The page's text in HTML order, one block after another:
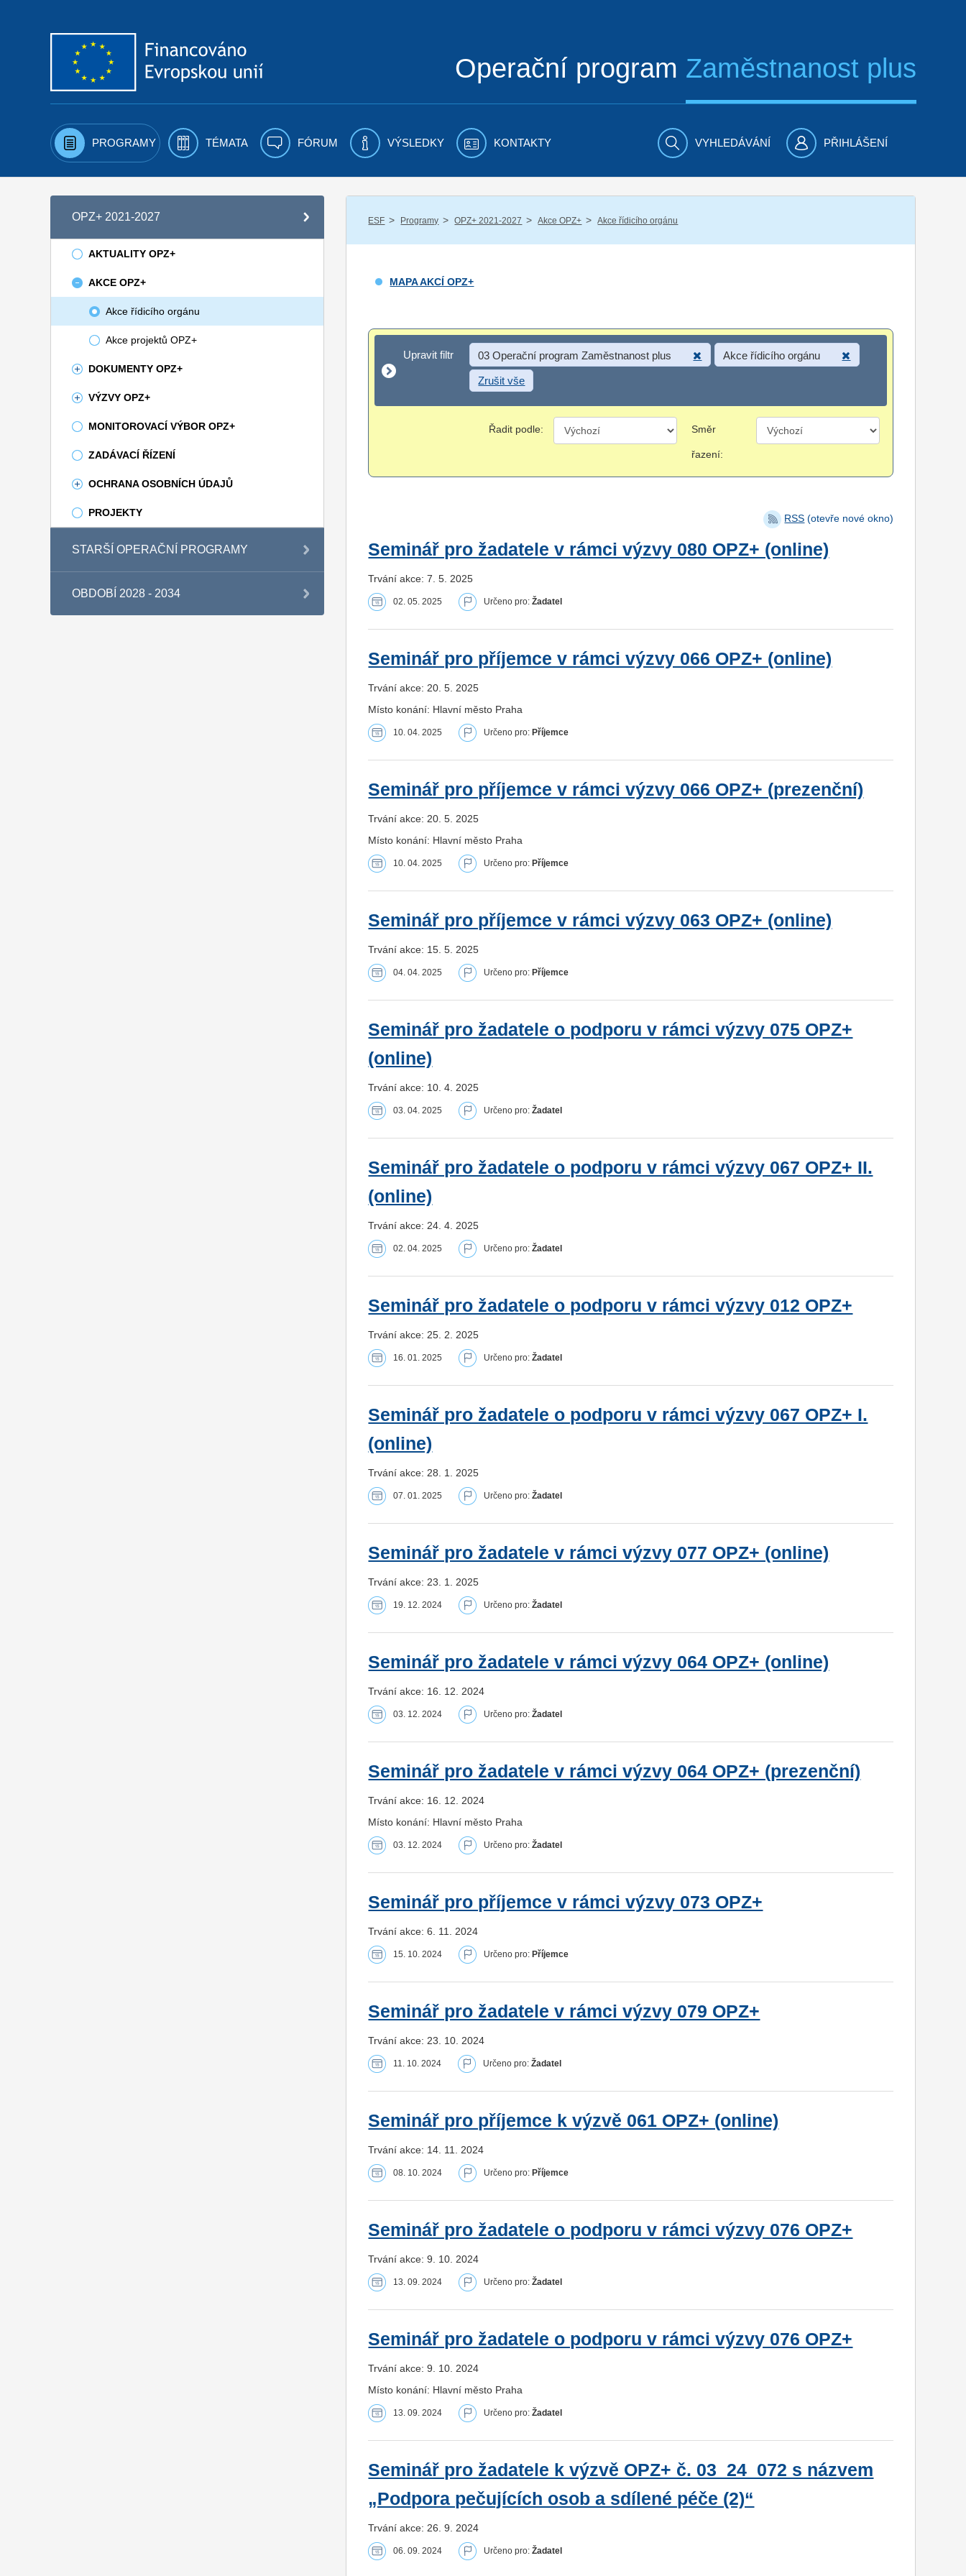
Operační program Zaměstnanost plus
PROGRAMY TÉMATA FÓRUM VÝSLEDKY KONTAKTY VYHLEDÁVÁNÍ PŘIHLÁŠENÍ
OPZ+ 2021-2027
AKTUALITY OPZ+
AKCE OPZ+
Akce řídicího orgánu
Akce projektů OPZ+
DOKUMENTY OPZ+
VÝZVY OPZ+
MONITOROVACÍ VÝBOR OPZ+
ZADÁVACÍ ŘÍZENÍ
OCHRANA OSOBNÍCH ÚDAJŮ
PROJEKTY
STARŠÍ OPERAČNÍ PROGRAMY
OBDOBÍ 2028 - 2034
ESF / Programy / OPZ+ 2021-2027 / Akce OPZ+ / Akce řídicího orgánu
MAPA AKCÍ OPZ+
Upravit filtr
Upravit filtr 03 Operační program Zaměstnanost plus Akce řídicího orgánu
Zrušit vše
Řadit podle: Směr
řazení:
RSS (otevře nové okno)
Seminář pro žadatele v rámci výzvy 080 OPZ+ (online)
Trvání akce: 7. 5. 2025
02. 05. 2025 Určeno pro:Žadatel
Seminář pro příjemce v rámci výzvy 066 OPZ+ (online)
Trvání akce: 20. 5. 2025
Místo konání: Hlavní město Praha
10. 04. 2025 Určeno pro:Příjemce
Seminář pro příjemce v rámci výzvy 066 OPZ+ (prezenční)
Trvání akce: 20. 5. 2025
Místo konání: Hlavní město Praha
10. 04. 2025 Určeno pro:Příjemce
Seminář pro příjemce v rámci výzvy 063 OPZ+ (online)
Trvání akce: 15. 5. 2025
04. 04. 2025 Určeno pro:Příjemce
Seminář pro žadatele o podporu v rámci výzvy 075 OPZ+
(online)
Trvání akce: 10. 4. 2025
03. 04. 2025 Určeno pro:Žadatel
Seminář pro žadatele o podporu v rámci výzvy 067 OPZ+ II.
(online)
Trvání akce: 24. 4. 2025
02. 04. 2025 Určeno pro:Žadatel
Seminář pro žadatele o podporu v rámci výzvy 012 OPZ+
Trvání akce: 25. 2. 2025
16. 01. 2025 Určeno pro:Žadatel
Seminář pro žadatele o podporu v rámci výzvy 067 OPZ+ I.
(online)
Trvání akce: 28. 1. 2025
07. 01. 2025 Určeno pro:Žadatel
Seminář pro žadatele v rámci výzvy 077 OPZ+ (online)
Trvání akce: 23. 1. 2025
19. 12. 2024 Určeno pro:Žadatel
Seminář pro žadatele v rámci výzvy 064 OPZ+ (online)
Trvání akce: 16. 12. 2024
03. 12. 2024 Určeno pro:Žadatel
Seminář pro žadatele v rámci výzvy 064 OPZ+ (prezenční)
Trvání akce: 16. 12. 2024
Místo konání: Hlavní město Praha
03. 12. 2024 Určeno pro:Žadatel
Seminář pro příjemce v rámci výzvy 073 OPZ+
Trvání akce: 6. 11. 2024
15. 10. 2024 Určeno pro:Příjemce
Seminář pro žadatele v rámci výzvy 079 OPZ+
Trvání akce: 23. 10. 2024
11. 10. 2024 Určeno pro:Žadatel
Seminář pro příjemce k výzvě 061 OPZ+ (online)
Trvání akce: 14. 11. 2024
08. 10. 2024 Určeno pro:Příjemce
Seminář pro žadatele o podporu v rámci výzvy 076 OPZ+
Trvání akce: 9. 10. 2024
13. 09. 2024 Určeno pro:Žadatel
Seminář pro žadatele o podporu v rámci výzvy 076 OPZ+
Trvání akce: 9. 10. 2024
Místo konání: Hlavní město Praha
13. 09. 2024 Určeno pro:Žadatel
Seminář pro žadatele k výzvě OPZ+ č. 03_24_072 s názvem
„Podpora pečujících osob a sdílené péče (2)“
Trvání akce: 26. 9. 2024
06. 09. 2024 Určeno pro:Žadatel